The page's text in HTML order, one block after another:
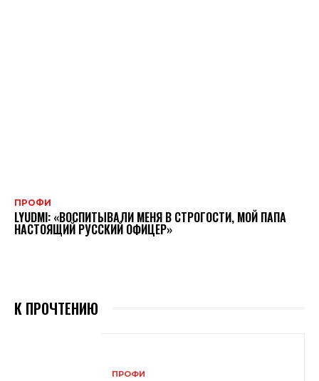
ПРОФИ
LYUDMI: «ВОСПИТЫВАЛИ МЕНЯ В СТРОГОСТИ, МОЙ ПАПА
НАСТОЯЩИЙ РУССКИЙ ОФИЦЕР»
К ПРОЧТЕНИЮ
ПРОФИ